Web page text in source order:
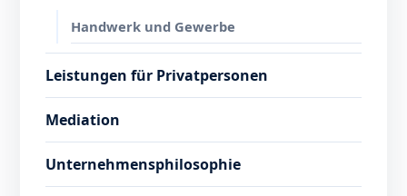
Handwerk und Gewerbe
Leistungen für Privatpersonen
Mediation
Unternehmensphilosophie